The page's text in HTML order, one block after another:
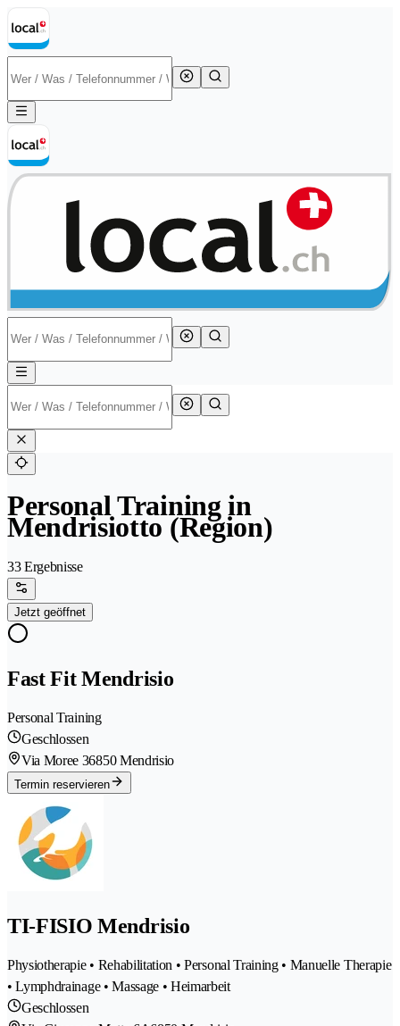
Personal Training in
Mendrisiotto (Region)
33 Ergebnisse
Jetzt geöffnet
Fast Fit Mendrisio
Personal Training
Geschlossen
Via Moree 36850 Mendrisio
Termin reservieren
TI-FISIO Mendrisio
Physiotherapie • Rehabilitation • Personal Training • Manuelle Therapie
• Lymphdrainage • Massage • Heimarbeit
Geschlossen